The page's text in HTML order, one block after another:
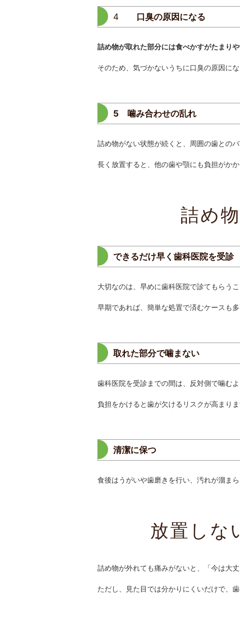
4 口臭の原因になる
詰め物が取れた部分には食べかすがたまり
そのため、気づかないうちに口臭の原因にな
5 噛み合わせの乱れ
詰め物がない状態が続くと、周囲の歯との
長く放置すると、他の歯や顎にも負担がか
詰め
できるだけ早く歯科医院を受診
大切なのは、早めに歯科医院で診てもらうこ
早期であれば、簡単な処置で済むケースも多
取れた部分で噛まない
歯科医院を受診までの間は、反対側で噛む
負担をかけると歯が欠けるリスクが高まりま
清潔に保つ
食後はうがいや歯磨きを行い、汚れが溜ま
放置しな
詰め物が外れても痛みがないと、「今は大
ただし、見た目では分かりにくいだけで、